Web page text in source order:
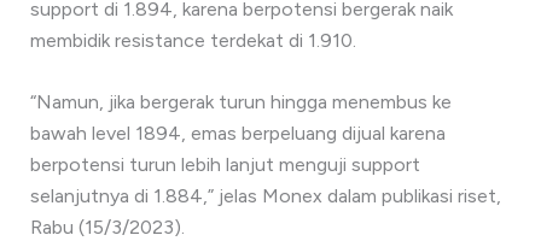
support di 1.894, karena berpotensi bergerak naik
membidik resistance terdekat di 1.910.
“Namun, jika bergerak turun hingga menembus ke
bawah level 1894, emas berpeluang dijual karena
berpotensi turun lebih lanjut menguji support
selanjutnya di 1.884,” jelas Monex dalam publikasi riset,
Rabu (15/3/2023).